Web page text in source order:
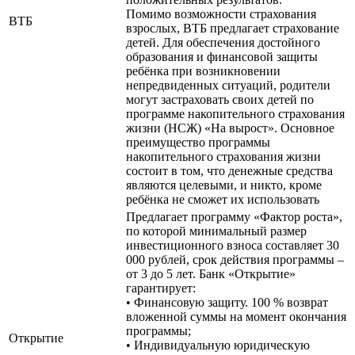
ВТБ
Помимо возможности страхования
взрослых, ВТБ предлагает страхование
детей. Для обеспечения достойного
образования и финансовой защиты
ребёнка при возникновении
непредвиденных ситуаций, родители
могут застраховать своих детей по
программе накопительного страхования
жизни (НСЖ) «На вырост». Основное
преимущество программы
накопительного страхования жизни
состоит в том, что денежные средства
являются целевыми, и никто, кроме
ребёнка не сможет их использовать
Открытие
Предлагает программу «Фактор роста»,
по которой минимальный размер
инвестиционного взноса составляет 30
000 рублей, срок действия программы –
от 3 до 5 лет. Банк «Открытие»
гарантирует:
• Финансовую защиту. 100 % возврат
вложенной суммы на момент окончания
программы;
• Индивидуальную юридическую